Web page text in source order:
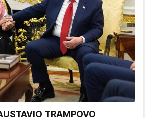
TRAMPOVO